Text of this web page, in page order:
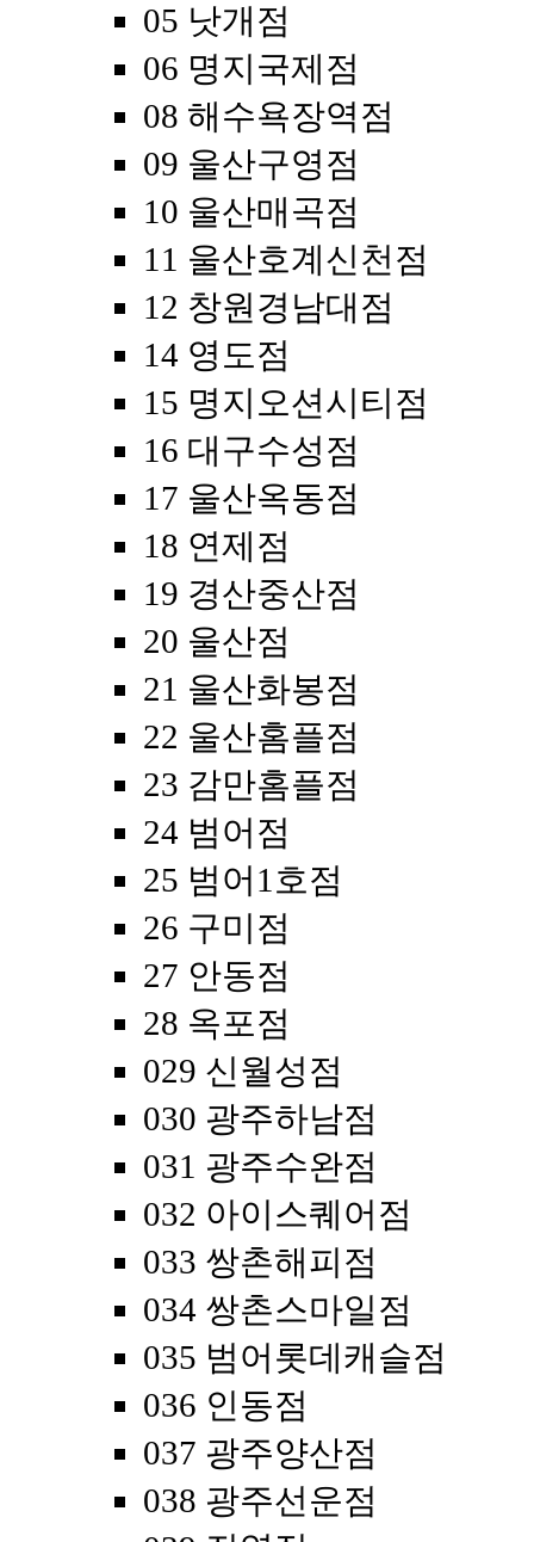
05 낫개점
06 명지국제점
08 해수욕장역점
09 울산구영점
10 울산매곡점
11 울산호계신천점
12 창원경남대점
14 영도점
15 명지오션시티점
16 대구수성점
17 울산옥동점
18 연제점
19 경산중산점
20 울산점
21 울산화봉점
22 울산홈플점
23 감만홈플점
24 범어점
25 범어1호점
26 구미점
27 안동점
28 옥포점
029 신월성점
030 광주하남점
031 광주수완점
032 아이스퀘어점
033 쌍촌해피점
034 쌍촌스마일점
035 범어롯데캐슬점
036 인동점
037 광주양산점
038 광주선운점